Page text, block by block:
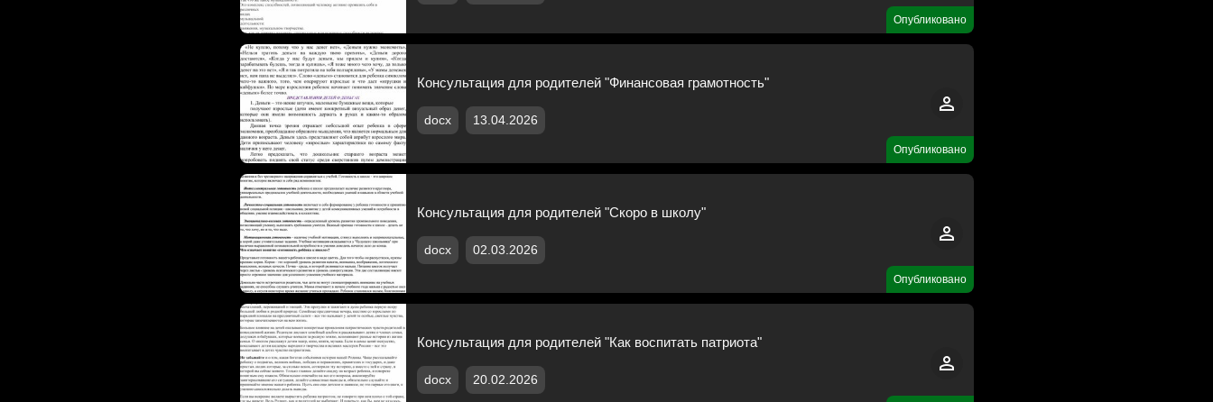
Опубликовано
Опубликовано
Консультация для родителей "Финансовая грамотность"
docx 13.04.2026
Опубликовано
Консультация для родителей "Скоро в школу"
docx 02.03.2026
Консультация для родителей "Как воспитать патриота"
docx 20.02.2026